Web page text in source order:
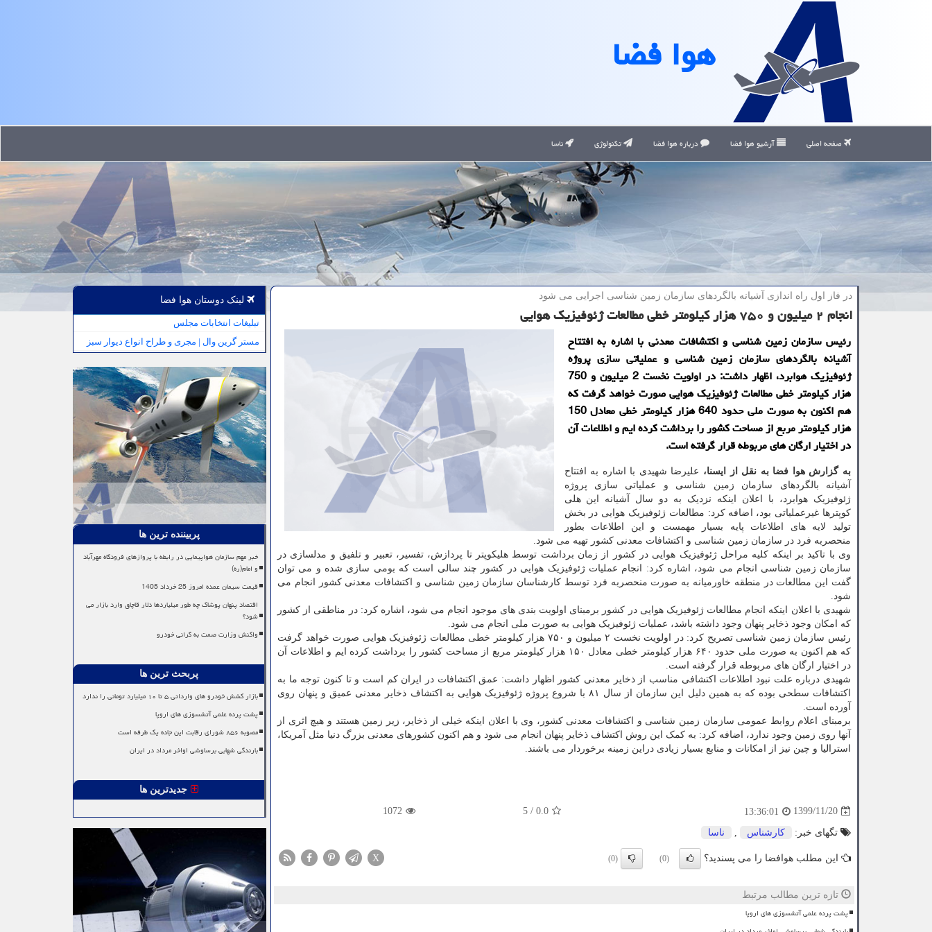
هوا فضا
صفحه اصلی آرشیو هوا فضا درباره هوا فضا تکنولوژی ناسا
در فاز اول راه اندازی آشیانه بالگردهای سازمان زمین شناسی اجرایی می شود
انجام ۲ میلیون و ۷۵۰ هزار كیلومتر خطی مطالعات ژئوفیزیك هوایی
رئیس سازمان زمین شناسی و اکتشافات معدنی با اشاره به افتتاح
آشیانه بالگردهای سازمان زمین شناسی و عملیاتی سازی پروژه
ژئوفیزیک هوابرد، اظهار داشت: در اولویت نخست 2 میلیون و 750
هزار کیلومتر خطی مطالعات ژئوفیزیک هوایی صورت خواهد گرفت که
هم اکنون به صورت ملی حدود 640 هزار کیلومتر خطی معادل 150
هزار کیلومتر مربع از مساحت کشور را برداشت کرده ایم و اطلاعات آن
در اختیار ارگان های مربوطه قرار گرفته است.
به گزارش هوا فضا به نقل از ایسنا، علیرضا شهیدی با اشاره به افتتاح
آشیانه بالگردهای سازمان زمین شناسی و عملیاتی سازی پروژه
ژئوفیزیک هوابرد، با اعلان اینکه نزدیک به دو سال آشیانه این هلی
کوپترها غیرعملیاتی بود، اضافه کرد: مطالعات ژئوفیزیک هوایی در بخش
تولید لایه های اطلاعات پایه بسیار مهمست و این اطلاعات بطور
منحصربه فرد در سازمان زمین شناسی و اکتشافات معدنی کشور تهیه می شود.
وی با تاکید بر اینکه کلیه مراحل ژئوفیزیک هوایی در کشور از زمان برداشت توسط هلیکوپتر تا پردازش، تفسیر، تعبیر و تلفیق و مدلسازی در
سازمان زمین شناسی انجام می شود، اشاره کرد: انجام عملیات ژئوفیزیک هوایی در کشور چند سالی است که بومی سازی شده و می توان
گفت این مطالعات در منطقه خاورمیانه به صورت منحصربه فرد توسط کارشناسان سازمان زمین شناسی و اکتشافات معدنی کشور انجام می
شود.
شهیدی با اعلان اینکه انجام مطالعات ژئوفیزیک هوایی در کشور برمبنای اولویت بندی های موجود انجام می شود، اشاره کرد: در مناطقی از کشور
که امکان وجود ذخایر پنهان وجود داشته باشد، عملیات ژئوفیزیک هوایی به صورت ملی انجام می شود.
رئیس سازمان زمین شناسی تصریح کرد: در اولویت نخست ۲ میلیون و ۷۵۰ هزار کیلومتر خطی مطالعات ژئوفیزیک هوایی صورت خواهد گرفت
که هم اکنون به صورت ملی حدود ۶۴۰ هزار کیلومتر خطی معادل ۱۵۰ هزار کیلومتر مربع از مساحت کشور را برداشت کرده ایم و اطلاعات آن
در اختیار ارگان های مربوطه قرار گرفته است.
شهیدی درباره علت نبود اطلاعات اکتشافی مناسب از ذخایر معدنی کشور اظهار داشت: عمق اکتشافات در ایران کم است و تا کنون توجه ما به
اکتشافات سطحی بوده که به همین دلیل این سازمان از سال ۸۱ با شروع پروژه ژئوفیزیک هوایی به اکتشاف ذخایر معدنی عمیق و پنهان روی
آورده است.
برمبنای اعلام روابط عمومی سازمان زمین شناسی و اکتشافات معدنی کشور، وی با اعلان اینکه خیلی از ذخایر، زیر زمین هستند و هیچ اثری از
آنها روی زمین وجود ندارد، اضافه کرد: به کمک این روش اکتشاف ذخایر پنهان انجام می شود و هم اکنون کشورهای معدنی بزرگ دنیا مثل آمریکا،
استرالیا و چین نیز از امکانات و منابع بسیار زیادی دراین زمینه برخوردار می باشند.
1399/11/20
13:36:01
0.0
/
5
1072
تگهای خبر: كارشناس ناسا
این مطلب هوافضا را می پسندید؟ (0)
(0)
X
تازه ترین مطالب مرتبط
پشت پرده علمی آتشسوزی های اروپا
لینک دوستان هوا فضا
تبلیغات انتخابات مجلس
مستر گرین وال | مجری و طراح انواع دیوار سبز
پربیننده ترین ها
خبر مهم سازمان هواپیمایی در رابطه با پروازهای فرودگاه مهرآباد
و امام(ره)
قیمت سیمان عمده امروز 25 خرداد 1405
اقتصاد پنهان پوشاک چه طور میلیاردها دلار قاچاق وارد بازار می
شود؟
واکنش وزارت صمت به گرانی خودرو
پربحث ترین ها
بازار کشش خودرو های وارداتی ۵ تا ۱۰ میلیارد تومانی را ندارد
پشت پرده علمی آتشسوزی های اروپا
مصوبه ۸۵۶ شورای رقابت این جاده یک طرفه است
بارندگی شهابی برساوشی اواخر مرداد در ایران
جدیدترین ها